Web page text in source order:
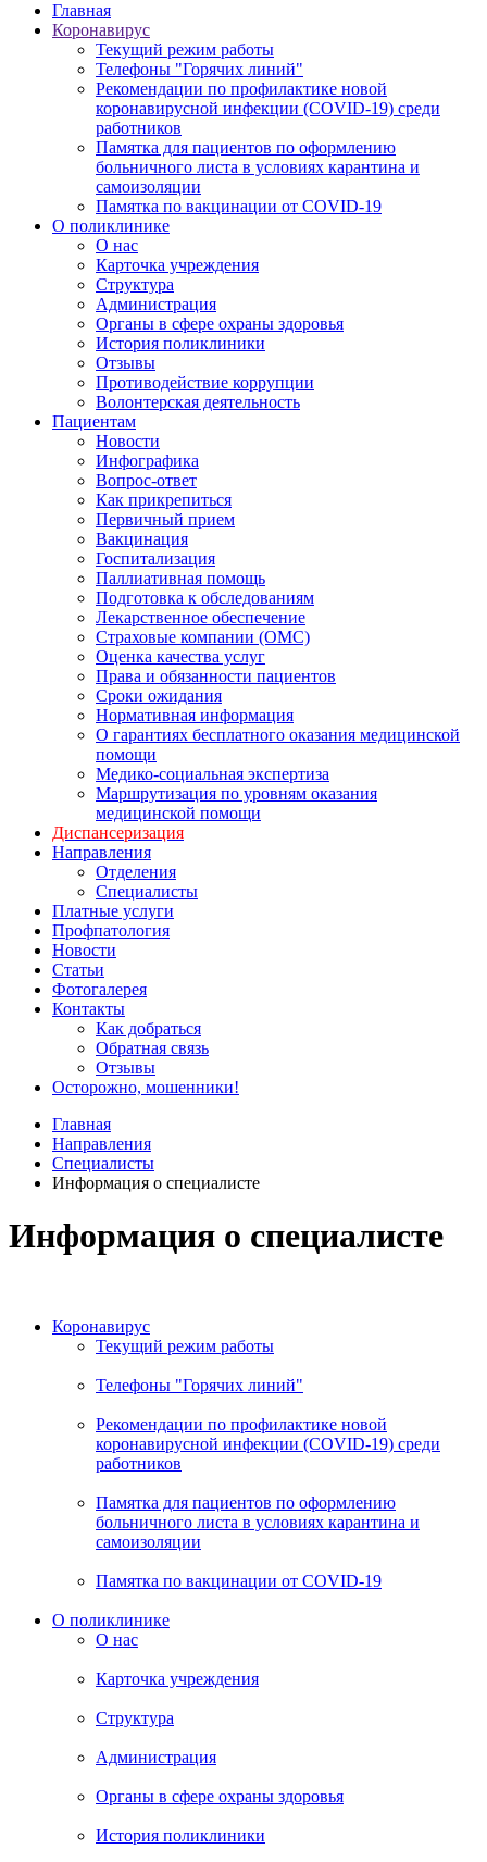
Главная
Коронавирус
Текущий режим работы
Телефоны "Горячих линий"
Рекомендации по профилактике новой
коронавирусной инфекции (COVID-19) среди
работников
Памятка для пациентов по оформлению
больничного листа в условиях карантина и
самоизоляции
Памятка по вакцинации от COVID-19
О поликлинике
О нас
Карточка учреждения
Структура
Администрация
Органы в сфере охраны здоровья
История поликлиники
Отзывы
Противодействие коррупции
Волонтерская деятельность
Пациентам
Новости
Инфографика
Вопрос-ответ
Как прикрепиться
Первичный прием
Вакцинация
Госпитализация
Паллиативная помощь
Подготовка к обследованиям
Лекарственное обеспечение
Страховые компании (ОМС)
Оценка качества услуг
Права и обязанности пациентов
Сроки ожидания
Нормативная информация
О гарантиях бесплатного оказания медицинской
помощи
Медико-социальная экспертиза
Маршрутизация по уровням оказания
медицинской помощи
Диспансеризация
Направления
Отделения
Специалисты
Платные услуги
Профпатология
Новости
Статьи
Фотогалерея
Контакты
Как добраться
Обратная связь
Отзывы
Осторожно, мошенники!
Главная
Направления
Специалисты
Информация о специалисте
Информация о специалисте
Коронавирус
Текущий режим работы
Телефоны "Горячих линий"
Рекомендации по профилактике новой
коронавирусной инфекции (COVID-19) среди
работников
Памятка для пациентов по оформлению
больничного листа в условиях карантина и
самоизоляции
Памятка по вакцинации от COVID-19
О поликлинике
О нас
Карточка учреждения
Структура
Администрация
Органы в сфере охраны здоровья
История поликлиники